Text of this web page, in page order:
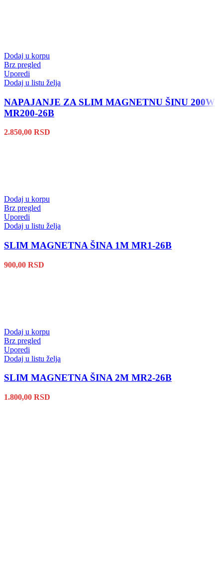
Dodaj u korpu
Brz pregled
Uporedi
Dodaj u listu želja
NAPAJANJE ZA SLIM MAGNETNU ŠINU 200W
MR200-26B
2.850,00 RSD
Dodaj u korpu
Brz pregled
Uporedi
Dodaj u listu želja
SLIM MAGNETNA ŠINA 1M MR1-26B
900,00 RSD
Dodaj u korpu
Brz pregled
Uporedi
Dodaj u listu želja
SLIM MAGNETNA ŠINA 2M MR2-26B
1.800,00 RSD